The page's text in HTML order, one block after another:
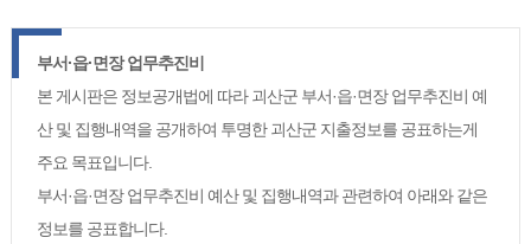
부서·읍·면장 업무추진비
본 게시판은 정보공개법에 따라 괴산군 부서·읍·면장 업무추진비 예
산 및 집행내역을 공개하여 투명한 괴산군 지출정보를 공표하는게
주요 목표입니다.
부서·읍·면장 업무추진비 예산 및 집행내역과 관련하여 아래와 같은
정보를 공표합니다.